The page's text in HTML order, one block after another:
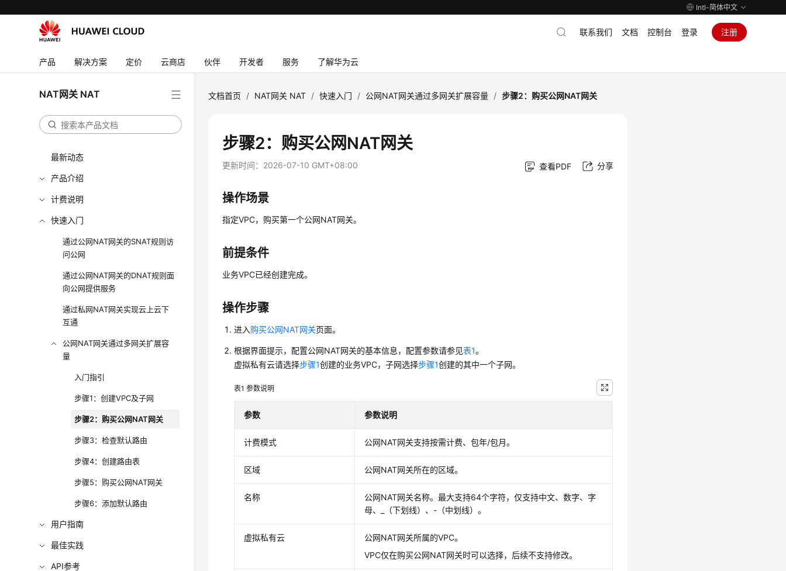
Intl-简体中文
产品 解决方案 定价 云商店 伙伴 开发者 服务 了解华为云
联系我们 文档 控制台 登录 注册
NAT网关 NAT
最新动态
产品介绍
计费说明
快速入门
通过公网NAT网关的SNAT规则访
问公网
通过公网NAT网关的DNAT规则面
向公网提供服务
通过私网NAT网关实现云上云下
互通
公网NAT网关通过多网关扩展容
量
入门指引
步骤1：创建VPC及子网
步骤2：购买公网NAT网关
步骤3：检查默认路由
步骤4：创建路由表
步骤5：购买公网NAT网关
步骤6：添加默认路由
用户指南
最佳实践
API参考
文档首页 / NAT网关 NAT / 快速入门 / 公网NAT网关通过多网关扩展容量 / 步骤2：购买公网NAT网关
步骤2：购买公网NAT网关
更新时间： 2026-07-10 GMT+08:00 查看PDF 分享
操作场景
指定VPC， 购买第一个公网NAT网关。
前提条件
业务VPC已经创建完成。
操作步骤
进入购买公网NAT网关页面。
根据界面提示，配置公网NAT网关的基本信息，配置参数请参见表1。
虚拟私有云请选择步骤1创建的业务VPC，子网选择步骤1创建的其中一个子网。
表1参数说明
参数 参数说明
计费模式 公网NAT网关支持按需计费、包年/包月。
区域 公网NAT网关所在的区域。
名称 公网NAT网关名称。最大支持64个字符，仅支持中文、数字、字
母、_（下划线）、-（中划线）。
虚拟私有云 公网NAT网关所属的VPC。
VPC仅在购买公网NAT网关时可以选择，后续不支持修改。